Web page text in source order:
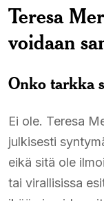
Teresa
voidaan
Onko tarkka
Ei ole. Teresa
julkisesti
eikä sitä ole
tai virallisissa